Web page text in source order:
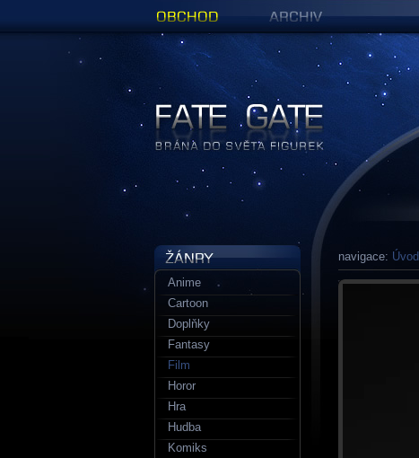
navigace: Úvod
Anime
Cartoon
Doplňky
Fantasy
Film
Horor
Hra
Hudba
Komiks
Figurky a sošky | Fate Gate